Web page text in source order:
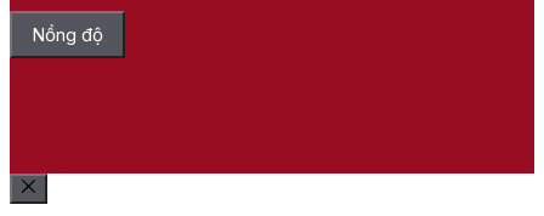
Nồng độ